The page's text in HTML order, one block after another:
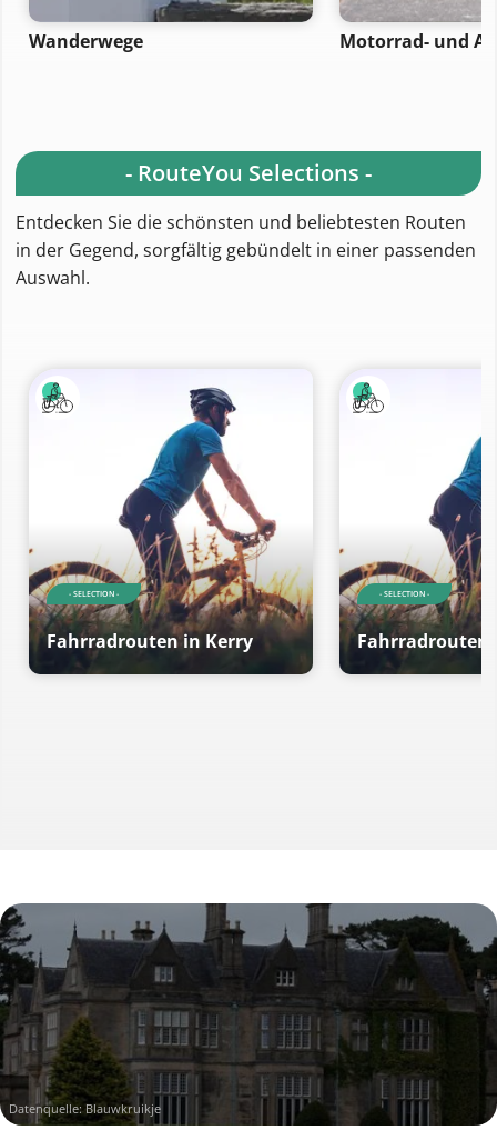
Wanderwege Motorrad- und
- RouteYou Selections -
Entdecken Sie die schönsten und beliebtesten Routen
in der Gegend, sorgfältig gebündelt in einer passenden
Auswahl.
- SELECTION -
Fahrradrouten in Kerry
- SELECTION -
Fahrradrouten
Datenquelle: Blauwkruikje